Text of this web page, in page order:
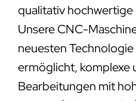
qualitativ
Unsere CNC-
neuesten
ermöglicht, komplexe
Bearbeitungen mit